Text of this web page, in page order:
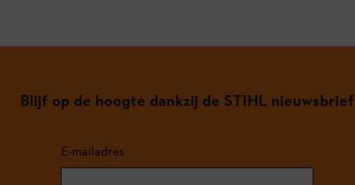
Blijf op de hoogte dankzij de STIHL nieuwsbrief
E-mailadres